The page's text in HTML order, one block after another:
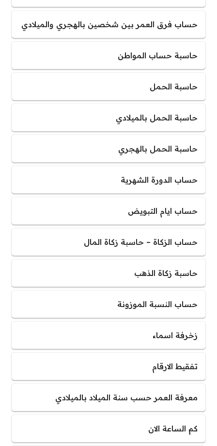
حساب فرق العمر بين شخصين بالهجري والميلادي
حاسبة حساب المواطن
حاسبة الحمل
حاسبة الحمل بالميلادي
حاسبة الحمل بالهجري
حساب الدورة الشهرية
حساب ايام التبويض
حساب الزكاة – حاسبة زكاة المال
حاسبة زكاة الذهب
حساب النسبة الموزونة
زخرفة اسماء
تفقيط الارقام
معرفة العمر حسب سنة الميلاد بالميلادي
كم الساعة الان